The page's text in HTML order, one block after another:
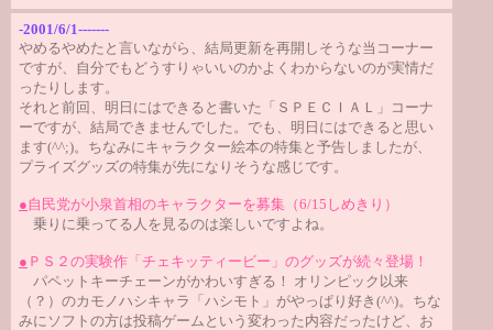
-2001/6/1-------
やめるやめたと言いながら、結局更新を再開しそうな当コーナー
ですが、自分でもどうすりゃいいのかよくわからないのが実情だ
ったりします。
それと前回、明日にはできると書いた「ＳＰＥＣＩＡＬ」コーナ
ーですが、結局できませんでした。でも、明日にはできると思い
ます(^^;)。ちなみにキャラクター絵本の特集と予告しましたが、
プライズグッズの特集が先になりそうな感じです。
●自民党が小泉首相のキャラクターを募集（6/15しめきり）
乗りに乗ってる人を見るのは楽しいですよね。
● ＰＳ２の実験作「チェキッティービー」のグッズが続々登場！
パペットキーチェーンがかわいすぎる！ オリンピック以来
（？）のカモノハシキャラ「ハシモト」がやっぱり好き(^^)。ちな
みにソフトの方は投稿ゲームという変わった内容だったけど、お